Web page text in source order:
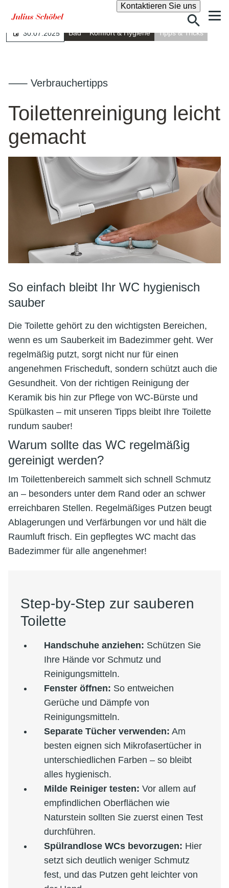
Kontaktieren Sie unsSuche
30.07.2025 Bad Komfort & Hygiene Tipps & Tricks
⸺ Verbrauchertipps
Toilettenreinigung leicht
gemacht
So einfach bleibt Ihr WC hygienisch
sauber
Die Toilette gehört zu den wichtigsten Bereichen,
wenn es um Sauberkeit im Badezimmer geht. Wer
regelmäßig putzt, sorgt nicht nur für einen
angenehmen Frischeduft, sondern schützt auch die
Gesundheit. Von der richtigen Reinigung der
Keramik bis hin zur Pflege von WC-Bürste und
Spülkasten – mit unseren Tipps bleibt Ihre Toilette
rundum sauber!
Warum sollte das WC regelmäßig
gereinigt werden?
Im Toilettenbereich sammelt sich schnell Schmutz
an – besonders unter dem Rand oder an schwer
erreichbaren Stellen. Regelmäßiges Putzen beugt
Ablagerungen und Verfärbungen vor und hält die
Raumluft frisch. Ein gepflegtes WC macht das
Badezimmer für alle angenehmer!
Step-by-Step zur sauberen
Toilette
Handschuhe anziehen: Schützen Sie
Ihre Hände vor Schmutz und
Reinigungsmitteln.
Fenster öffnen: So entweichen
Gerüche und Dämpfe von
Reinigungsmitteln.
Separate Tücher verwenden: Am
besten eignen sich Mikrofasertücher in
unterschiedlichen Farben – so bleibt
alles hygienisch.
Milde Reiniger testen: Vor allem auf
empfindlichen Oberflächen wie
Naturstein sollten Sie zuerst einen Test
durchführen.
Spülrandlose WCs bevorzugen: Hier
setzt sich deutlich weniger Schmutz
fest, und das Putzen geht leichter von